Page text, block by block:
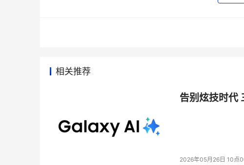
相关推荐
告别炫技时代
2026年05月26日 10点